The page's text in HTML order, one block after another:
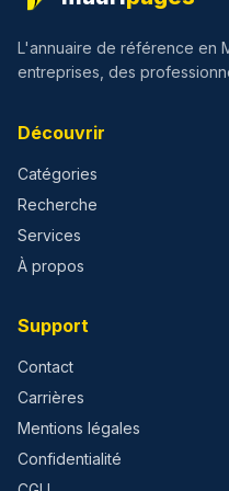
L'annuaire de référence en
entreprises, des
Découvrir
Catégories
Recherche
Services
À propos
Support
Contact
Carrières
Mentions légales
Confidentialité